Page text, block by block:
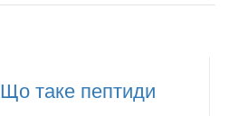
Що таке пептиди